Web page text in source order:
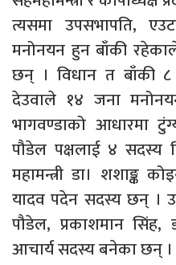
त्यसमा उपसभापति,
मनोनयन हुन बाँकी
छन् । विधान त बाँकी ८
देउवाले १४ जना
भागवण्डाको आधारमा
पौडेल पक्षलाई ४ सदस्य
महामन्त्री डा। शशाङ्क
यादव पदेन सदस्य छन् ।
पौडेल, प्रकाशमान
आचार्य सदस्य बनेका छन् ।